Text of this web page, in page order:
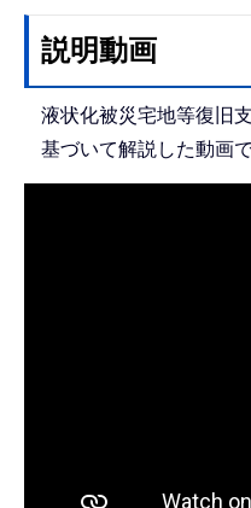
説明動画
液状化被災宅地等復旧
基づいて解説した動画で